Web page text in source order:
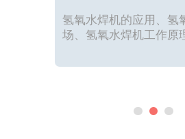
氢氧水焊机的应用、氢
场、氢氧水焊机工作原